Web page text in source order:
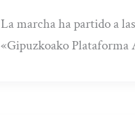
La marcha ha partido a
«Gipuzkoako